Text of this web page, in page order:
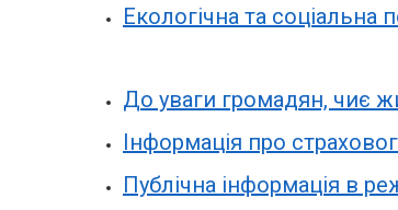
Екологічна та соціальна
До уваги громадян, чиє
Інформація про
Публічна інформація в